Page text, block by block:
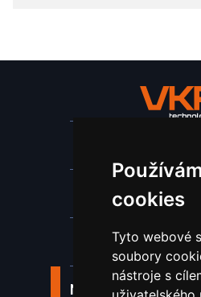
cookies
Tyto webové
soubory
nástroje s
Nástroje pro
Spotřební
Náhradní díly pro